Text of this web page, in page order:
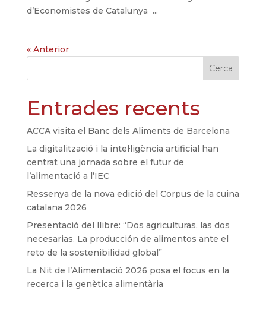
d’Economistes de Catalunya ...
« Anterior
Cerca
Entrades recents
ACCA visita el Banc dels Aliments de Barcelona
La digitalització i la intel·ligència artificial han
centrat una jornada sobre el futur de
l’alimentació a l’IEC
Ressenya de la nova edició del Corpus de la cuina
catalana 2026
Presentació del llibre: “Dos agriculturas, las dos
necesarias. La producción de alimentos ante el
reto de la sostenibilidad global”
La Nit de l’Alimentació 2026 posa el focus en la
recerca i la genètica alimentària